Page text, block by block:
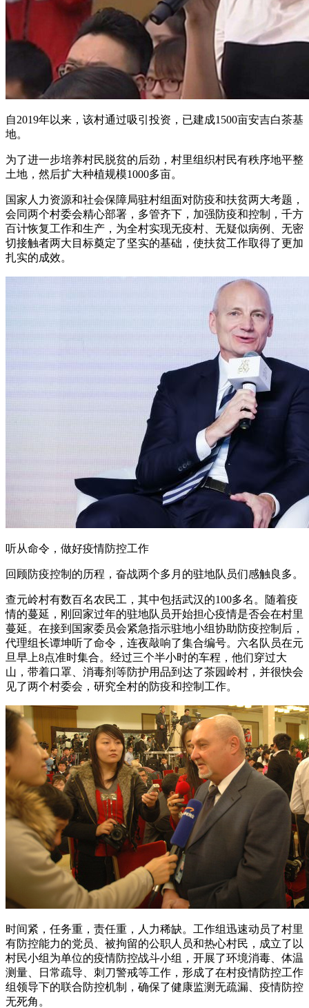
自2019年以来，该村通过吸引投资，已建成1500亩安吉白茶基
地。
为了进一步培养村民脱贫的后劲，村里组织村民有秩序地平整
土地，然后扩大种植规模1000多亩。
国家人力资源和社会保障局驻村组面对防疫和扶贫两大考题，
会同两个村委会精心部署，多管齐下，加强防疫和控制，千方
百计恢复工作和生产，为全村实现无疫村、无疑似病例、无密
切接触者两大目标奠定了坚实的基础，使扶贫工作取得了更加
扎实的成效。
听从命令，做好疫情防控工作
回顾防疫控制的历程，奋战两个多月的驻地队员们感触良多。
查元岭村有数百名农民工，其中包括武汉的100多名。随着疫
情的蔓延，刚回家过年的驻地队员开始担心疫情是否会在村里
蔓延。在接到国家委员会紧急指示驻地小组协助防疫控制后，
代理组长谭坤听了命令，连夜敲响了集合编号。六名队员在元
旦早上8点准时集合。经过三个半小时的车程，他们穿过大
山，带着口罩、消毒剂等防护用品到达了茶园岭村，并很快会
见了两个村委会，研究全村的防疫和控制工作。
时间紧，任务重，责任重，人力稀缺。工作组迅速动员了村里
有防控能力的党员、被拘留的公职人员和热心村民，成立了以
村民小组为单位的疫情防控战斗小组，开展了环境消毒、体温
测量、日常疏导、刺刀警戒等工作，形成了在村疫情防控工作
组领导下的联合防控机制，确保了健康监测无疏漏、疫情防控
无死角。